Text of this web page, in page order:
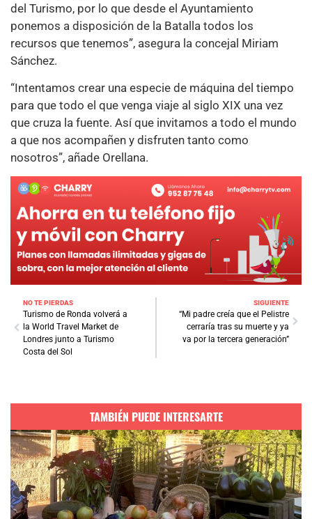
del Turismo, por lo que desde el Ayuntamiento
ponemos a disposición de la Batalla todos los
recursos que tenemos”, asegura la concejal Miriam
Sánchez.
“Intentamos crear una especie de máquina del tiempo
para que todo el que venga viaje al siglo XIX una vez
que cruza la fuente. Así que invitamos a todo el mundo
a que nos acompañen y disfruten tanto como
nosotros”, añade Orellana.
NO TE PIERDAS
Turismo de Ronda volverá a
la World Travel Market de
Londres junto a Turismo
Costa del Sol
SIGUIENTE
“Mi padre creía que el Pelistre
cerraría tras su muerte y ya
va por la tercera generación”
TAMBIÉN PUEDE INTERESARTE